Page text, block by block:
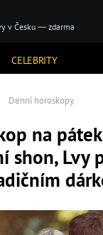
CELEBRITY
Denní horoskopy
na
shon, Lvy
v Česku — zdarma